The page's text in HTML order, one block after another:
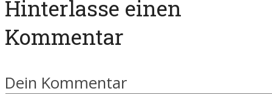
Hinterlasse einen
Kommentar
Dein Kommentar